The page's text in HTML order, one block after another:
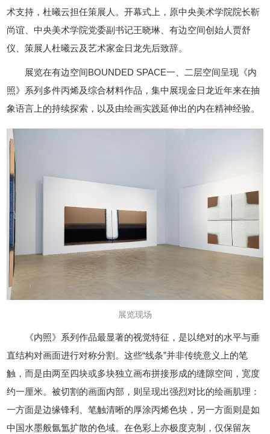
术支持，杜曦云担任策展人。开幕式上，原中央美术学院院长靳
尚谊、中央美术学院党委副书记王晓琳、有边空间创始人贾舒
仪、策展人杜曦云及艺术家金日龙先后致辞。
展览在有边空间BOUNDED SPACE一、二层空间呈现《内
照》系列多件丙烯及综合材料作品，集中展现金日龙近年来在抽
象语言上的持续探索，以及由绘画实践延伸出的内在精神经验。
展览现场
《内照》系列作品最显著的视觉特征，是以绝对的水平与垂
直结构对画面进行对称分割。这些“线条”并非传统意义上的笔
触，而是由两至四块或多块独立画布拼接形成的缝隙空间，宽度
约一厘米。被切割的画面内部，则呈现出强烈对比的绘画肌理：
一方面是边缘锋利、笔触清晰的厚涂丙烯色块，另一方面则是如
中国水墨般氤氲扩散的色域。在色彩上亦极度克制，仅保留灰